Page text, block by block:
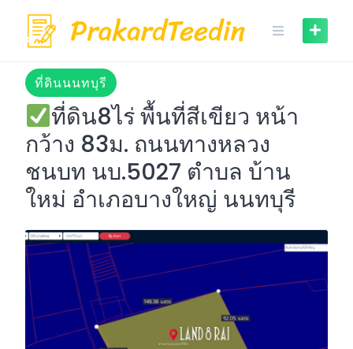
content
ที่ดินนนทบุรี
ที่ดิน8ไร่ พื้นที่สีเขียว หน้า
กว้าง 83ม. ถนนทางหลวง
ชนบท นบ.5027 ตำบล บ้าน
ใหม่ อำเภอบางใหญ่ นนทบุรี